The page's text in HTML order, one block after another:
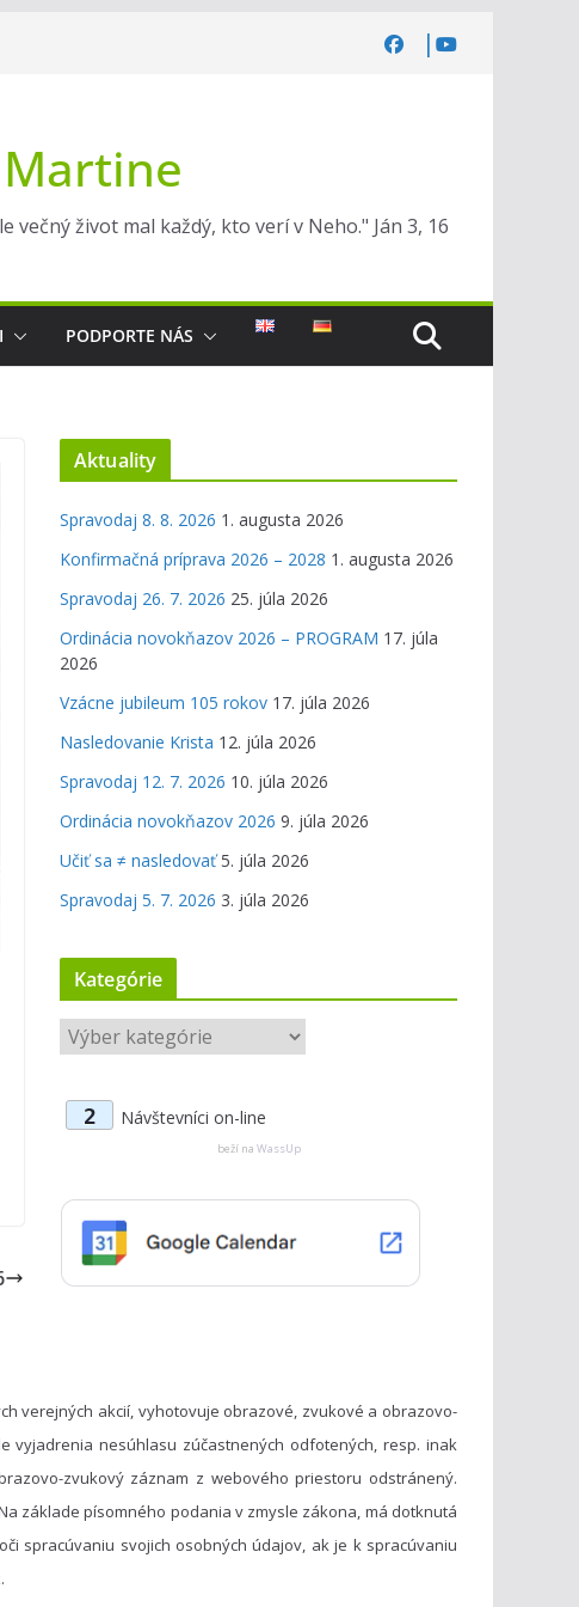
život mal každý, kto verí v Neho." Ján 3, 16
PODPORTE NÁS
Aktuality
Spravodaj 8. 8. 2026 1. augusta 2026
Konfirmačná príprava 2026 – 2028 1. augusta 2026
Spravodaj 26. 7. 2026 25. júla 2026
Ordinácia novokňazov 2026 – PROGRAM 17. júla
2026
Vzácne jubileum 105 rokov 17. júla 2026
Nasledovanie Krista 12. júla 2026
Spravodaj 12. 7. 2026 10. júla 2026
Ordinácia novokňazov 2026 9. júla 2026
Učiť sa ≠ nasledovať 5. júla 2026
Spravodaj 5. 7. 2026 3. júla 2026
Kategórie
K
a
e
r
e
2 Návštevníci on-line
beží na WassUp
verejných akcií, vyhotovuje obrazové, zvukové a obrazovo-
vyjadrenia nesúhlasu zúčastnených odfotených, resp. inak
zvukový záznam z webového priestoru odstránený.
základe písomného podania v zmysle zákona, má dotknutá
spracúvaniu svojich osobných údajov, ak je k spracúvaniu
.